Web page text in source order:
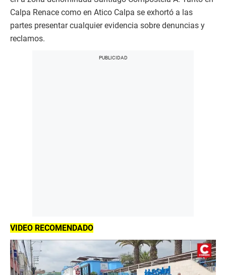
Calpa Renace como en Atico Calpa se exhortó a las
partes presentar cualquier evidencia sobre denuncias y
reclamos.
VIDEO RECOMENDADO